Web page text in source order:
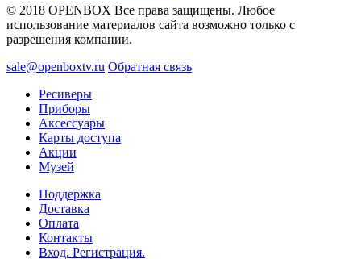
© 2018 OPENBOX Все права защищены. Любое
использование материалов сайта возможно только с
разрешения компании.
sale@openboxtv.ru Обратная связь
Ресиверы
Приборы
Аксессуары
Карты доступа
Акции
Музей
Поддержка
Доставка
Оплата
Контакты
Вход. Регистрация.